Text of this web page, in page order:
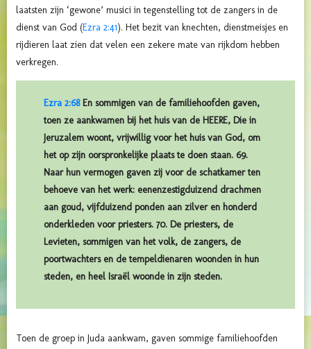
laatsten zijn ‘gewone’ musici in tegenstelling tot de zangers in de
dienst van God (Ezra 2:41). Het bezit van knechten, dienstmeisjes en
rijdieren laat zien dat velen een zekere mate van rijkdom hebben
verkregen.
Ezra 2:68En sommigen van de familiehoofden gaven,
toen ze aankwamen bij het huis van de HEERE, Die in
Jeruzalem woont, vrijwillig voor het huis van God, om
het op zijn oorspronkelijke plaats te doen staan. 69.
Naar hun vermogen gaven zij voor de schatkamer ten
behoeve van het werk: eenenzestigduizend drachmen
aan goud, vijfduizend ponden aan zilver en honderd
onderkleden voor priesters. 70. De priesters, de
Levieten, sommigen van het volk, de zangers, de
poortwachters en de tempeldienaren woonden in hun
steden, en heel Israël woonde in zijn steden.
Toen de groep in Juda aankwam, gaven sommige familiehoofden